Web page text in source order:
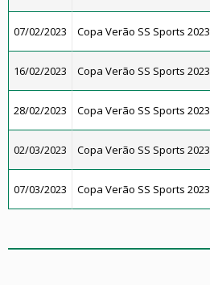
07/02/2023 Copa Verão SS Sports 2023
16/02/2023 Copa Verão SS Sports 2023
28/02/2023 Copa Verão SS Sports 2023
02/03/2023 Copa Verão SS Sports 2023
07/03/2023 Copa Verão SS Sports 2023